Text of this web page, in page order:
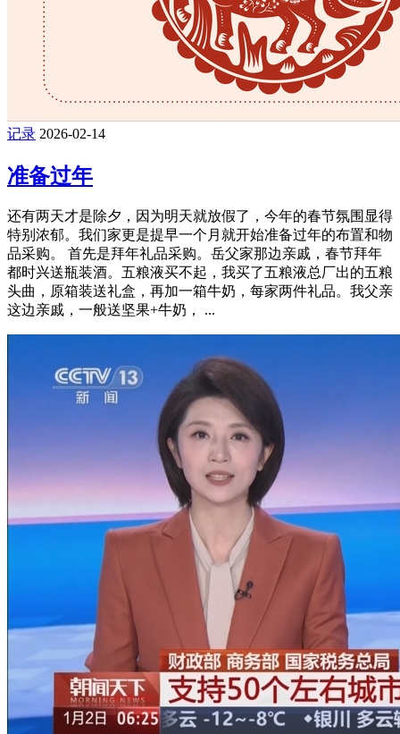
记录 2026-02-14
准备过年
还有两天才是除夕，因为明天就放假了，今年的春节氛围显得
特别浓郁。我们家更是提早一个月就开始准备过年的布置和物
品采购。 首先是拜年礼品采购。岳父家那边亲戚，春节拜年
都时兴送瓶装酒。五粮液买不起，我买了五粮液总厂出的五粮
头曲，原箱装送礼盒，再加一箱牛奶，每家两件礼品。我父亲
这边亲戚，一般送坚果+牛奶， ...